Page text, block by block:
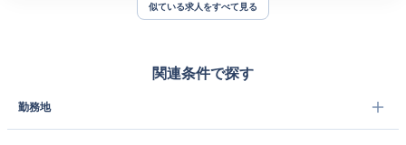
似ている求人をすべて見る
関連条件で探す
勤務地